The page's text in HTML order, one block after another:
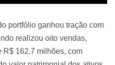
portfólio ganhou tração com
realizou oito vendas,
R$ 162,7 milhões, com